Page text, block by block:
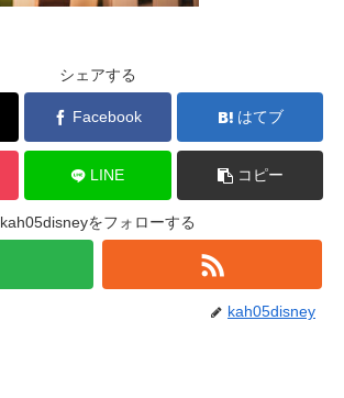
シェアする
Facebook はてブ
LINE コピー
kah05disneyをフォローする
kah05disney